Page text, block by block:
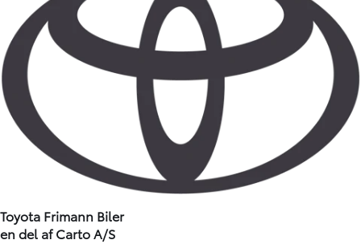
Toyota Frimann Biler
en del af Carto A/S